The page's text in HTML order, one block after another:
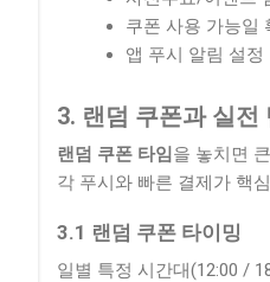
쿠폰 사용 가능일
앱 푸시 알림 설정
3. 랜덤 쿠폰과 실전
랜덤 쿠폰 타임 을 놓치면
각 푸시와 빠른 결제가 핵
3.1 랜덤 쿠폰 타이밍
일별 특정 시간대(12:00 /